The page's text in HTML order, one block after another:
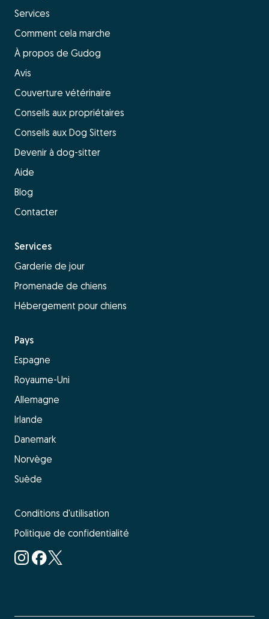
Services
Comment cela marche
À propos de Gudog
Avis
Couverture vétérinaire
Conseils aux propriétaires
Conseils aux Dog Sitters
Devenir à dog-sitter
Aide
Blog
Contacter
Services
Garderie de jour
Promenade de chiens
Hébergement pour chiens
Pays
Espagne
Royaume-Uni
Allemagne
Irlande
Danemark
Norvège
Suède
Conditions d'utilisation
Politique de confidentialité